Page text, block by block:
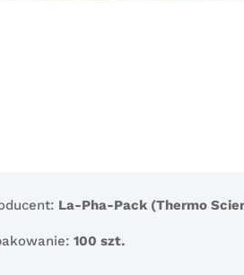
La-Pha-Pack (Thermo
100 szt.